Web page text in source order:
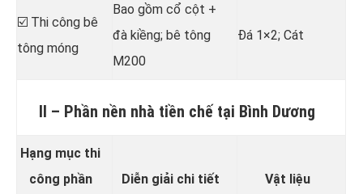
☑️ Thi công bê
tông móng
Bao gồm cổ cột +
đà kiềng; bê tông
M200
Đá 1×2; Cát
II – Phần nền nhà tiền chế tại Bình Dương
Hạng mục thi
công phần
Diễn giải chi tiết Vật liệu